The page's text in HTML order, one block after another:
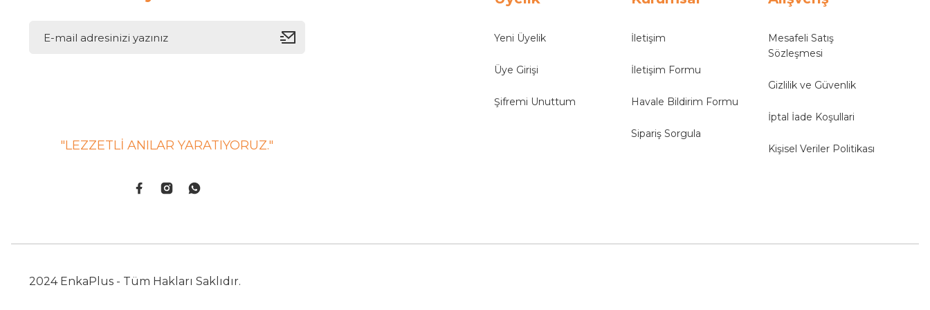
"LEZZETLİ ANILAR YARATIYORUZ."
Yeni Üyelik
Üye Girişi
Şifremi Unuttum
İletişim
İletişim Formu
Havale Bildirim Formu
Sipariş Sorgula
Mesafeli Satış
Sözleşmesi
Gizlilik ve Güvenlik
İptal İade Koşullari
Kişisel Veriler Politikası
2024 EnkaPlus - Tüm Hakları Saklıdır.